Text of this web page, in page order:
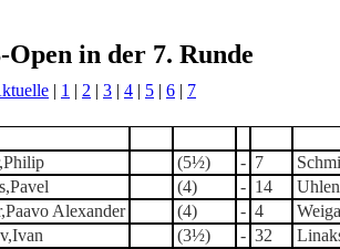
Open in der 7. Runde
| 1 | 2 | 3 | 4 | 5 | 6 | 7
(5½) - 7
(4) - 14
Alexander (4) - 4
(3½) - 32